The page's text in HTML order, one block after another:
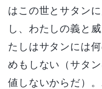
はこの世とサタン
し、わたしの義と
たしはサタンには
めもしない（サタ
値しないからだ）